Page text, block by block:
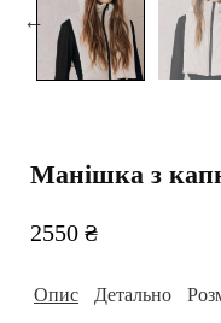
Манішка з
2550 ₴
Опис Детально